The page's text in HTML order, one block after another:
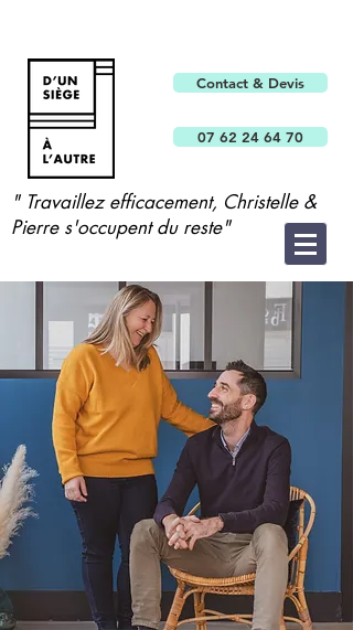
Contact & Devis
07 62 24 64 70
" Travaillez efficacement, Christelle &
Pierre s'occupent du reste"